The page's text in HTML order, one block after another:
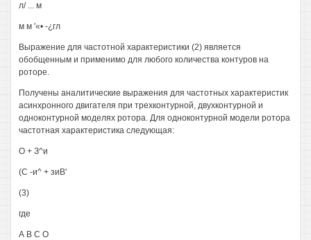
л/ ... м
м м '«• -¿гл
Выражение для частотной характеристики (2) является
обобщенным и применимо для любого количества контуров на
роторе.
Получены аналитические выражения для частотных характеристик
асинхронного двигателя при трехконтурной, двухконтурной и
одноконтурной моделях ротора. Для одноконтурной модели ротора
частотная характеристика следующая:
О + З^и
(С -и^ + зиВ'
(3)
где
А В С О